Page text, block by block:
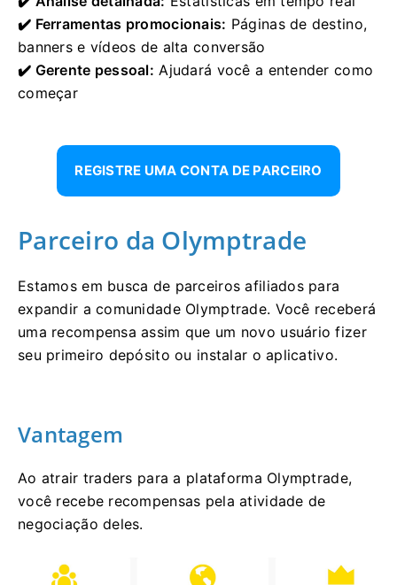
✔️ Ferramentas promocionais: Páginas de destino,
banners e vídeos de alta conversão
✔️ Gerente pessoal: Ajudará você a entender como
começar
REGISTRE UMA CONTA DE PARCEIRO
Parceiro da Olymptrade
Estamos em busca de parceiros afiliados para
expandir a comunidade Olymptrade. Você receberá
uma recompensa assim que um novo usuário fizer
seu primeiro depósito ou instalar o aplicativo.
Vantagem
Ao atrair traders para a plataforma Olymptrade,
você recebe recompensas pela atividade de
negociação deles.